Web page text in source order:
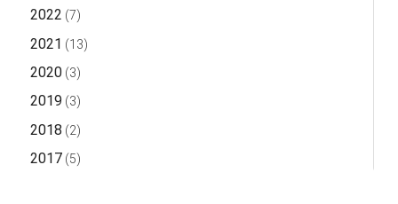
2022 (7)
2021 (13)
2020(3)
2019 (3)
2018 (2)
2017(5)